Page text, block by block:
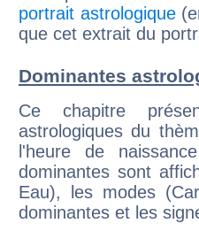
portrait astrologique
que cet extrait du
Dominantes
Ce chapitre
astrologiques du
l'heure de
dominantes sont
Eau), les modes
dominantes et les